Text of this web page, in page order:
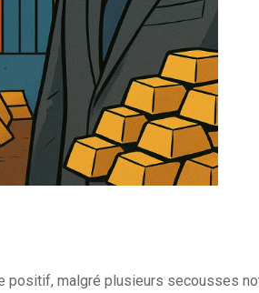
positif, malgré plusieurs secousses